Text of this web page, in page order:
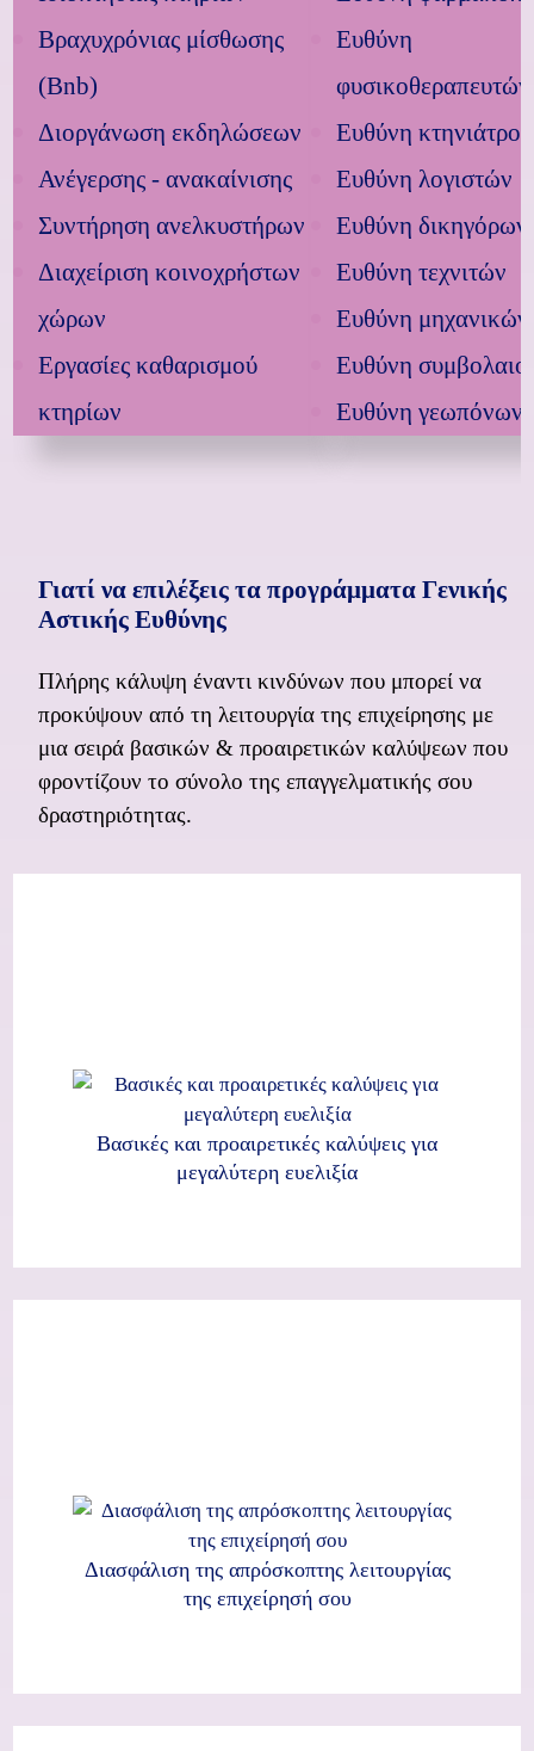
Βραχυχρόνιας μίσθωσης
(Bnb)
Διοργάνωση εκδηλώσεων
Ανέγερσης - ανακαίνισης
Συντήρηση ανελκυστήρων
Διαχείριση κοινοχρήστων
χώρων
Εργασίες καθαρισμού
κτηρίων
Ευθύνη
φυσικοθεραπευτών
Ευθύνη κτηνιάτρου
Ευθύνη λογιστών
Ευθύνη δικηγόρων
Ευθύνη τεχνιτών
Ευθύνη μηχανικών
Ευθύνη
Ευθύνη γεωπόνων
Γιατί να επιλέξεις τα προγράμματα Γενικής
Αστικής Ευθύνης
Πλήρης κάλυψη έναντι κινδύνων που μπορεί να
προκύψουν από τη λειτουργία της επιχείρησης με
μια σειρά βασικών & προαιρετικών καλύψεων που
φροντίζουν το σύνολο της επαγγελματικής σου
δραστηριότητας.
Βασικές και προαιρετικές καλύψεις για
μεγαλύτερη ευελιξία
Διασφάλιση της απρόσκοπτης λειτουργίας
της επιχείρησή σου